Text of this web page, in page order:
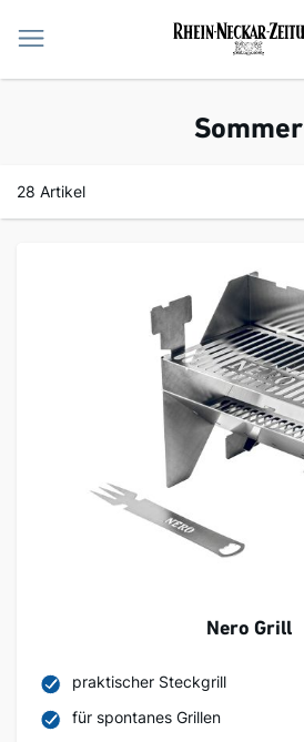
Sommer
28 Artikel
Nero Grill
praktischer Steckgrill
für spontanes Grillen